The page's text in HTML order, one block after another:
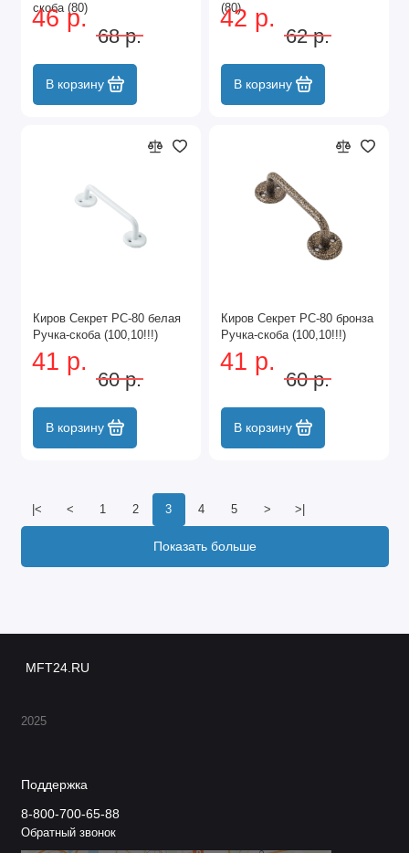
скоба (80)
46 р.
68 р.
В корзину
(80)
42 р.
62 р.
В корзину
Киров Секрет РС-80 белая
Ручка-скоба (100,10!!!)
41 р.
60 р.
В корзину
Киров Секрет РС-80 бронза
Ручка-скоба (100,10!!!)
41 р.
60 р.
В корзину
|< < 1 2 3 4 5 > >|
Показать больше
MFT24.RU
2025
Поддержка
8-800-700-65-88
Обратный звонок